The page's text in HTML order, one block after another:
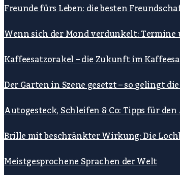
Freunde fürs Leben: die besten
Wenn sich der Mond verdunkelt:
Kaffeesatzorakel – die Zukunft im
Der Garten in Szene gesetzt – so gelingt
Autogesteck, Schleifen & Co: Tipps für
Brille mit beschränkter Wirkung: Die
Meistgesprochene Sprachen der Welt